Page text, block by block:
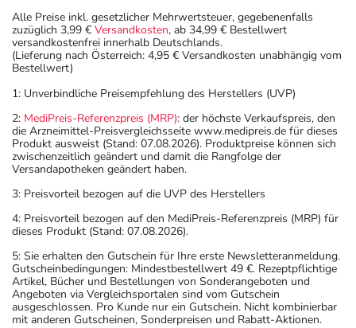
Alle Preise inkl. gesetzlicher Mehrwertsteuer, gegebenenfalls
zuzüglich 3,99 € Versandkosten, ab 34,99 € Bestellwert
versandkostenfrei innerhalb Deutschlands.
(Lieferung nach Österreich: 4,95 € Versandkosten unabhängig vom
Bestellwert)
1: Unverbindliche Preisempfehlung des Herstellers (UVP)
2: MediPreis-Referenzpreis (MRP): der höchste Verkaufspreis, den
die Arzneimittel-Preisvergleichsseite www.medipreis.de für dieses
Produkt ausweist (Stand: 07.08.2026). Produktpreise können sich
zwischenzeitlich geändert und damit die Rangfolge der
Versandapotheken geändert haben.
3: Preisvorteil bezogen auf die UVP des Herstellers
4: Preisvorteil bezogen auf den MediPreis-Referenzpreis (MRP) für
dieses Produkt (Stand: 07.08.2026).
5: Sie erhalten den Gutschein für Ihre erste Newsletteranmeldung.
Gutscheinbedingungen: Mindestbestellwert 49 €. Rezeptpflichtige
Artikel, Bücher und Bestellungen von Sonderangeboten und
Angeboten via Vergleichsportalen sind vom Gutschein
ausgeschlossen. Pro Kunde nur ein Gutschein. Nicht kombinierbar
mit anderen Gutscheinen, Sonderpreisen und Rabatt-Aktionen.